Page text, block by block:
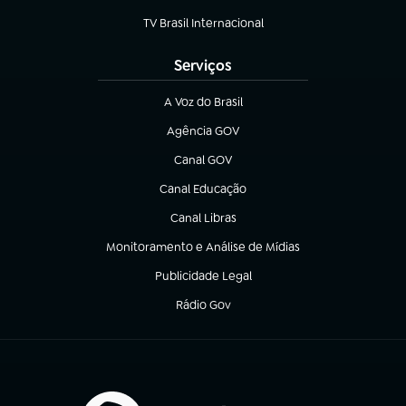
TV Brasil Internacional
(abre em nova aba)
Serviços
A Voz do Brasil
(abre em nova aba)
Agência GOV
(abre em nova aba)
Canal GOV
(abre em nova aba)
Canal Educação
(abre em nova aba)
Canal Libras
(abre em nova aba)
Monitoramento e Análise de Mídias
(abre em nova aba)
Publicidade Legal
(abre em nova aba)
Rádio Gov
(abre em nova aba)